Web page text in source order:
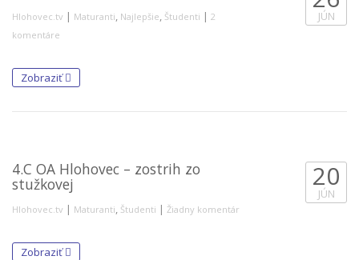
Hlohovec.tv | Maturanti Najlepšie Študenti | 2
komentáre
JÚN
Zobraziť
4.C OA Hlohovec – zostrih zo
stužkovej
Hlohovec.tv | Maturanti Študenti | Žiadny komentár
20
JÚN
Zobraziť